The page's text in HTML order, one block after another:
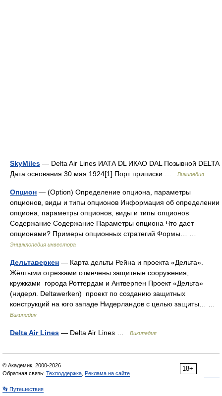
SkyMiles — Delta Air Lines ИАТА DL ИКАО DAL Позывной DELTA
Дата основания 30 мая 1924[1] Порт приписки …
Википедия
Опцион — (Оption) Определение опциона, параметры
опционов, виды и типы опционов Информация об определении
опциона, параметры опционов, виды и типы опционов
Содержание Содержание Параметры опциона Что дает
опционами? Примеры опционных стратегий Формы… …
Энциклопедия инвестора
Дельтаверкен — Карта дельты Рейна и проекта «Дельта».
Жёлтыми отрезками отмечены защитные сооружения,
кружками города Роттердам и Антверпен Проект «Дельта»
(нидерл. Deltawerken) проект по созданию защитных
конструкций на юго западе Нидерландов с целью защиты… …
Википедия
Delta Air Lines — Delta Air Lines … Википедия
18+
© Академик, 2000-2026
Обратная связь: Техподдержка Реклама на сайте
👣 Путешествия